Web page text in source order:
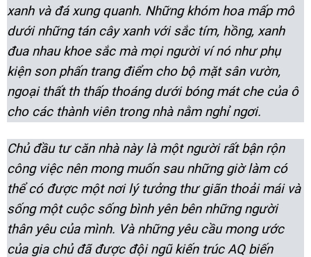
xanh và đá xung quanh. Những khóm hoa mấp mô
dưới những tán cây xanh với sắc tím, hồng, xanh
đua nhau khoe sắc mà mọi người ví nó như phụ
kiện son phấn trang điểm cho bộ mặt sân vườn,
ngoại thất ththấp thoáng dưới bóng mát che của ô
cho các thành viên trong nhà nằm nghỉ ngơi.
Chủ đầu tư căn nhà này là một người rất bận rộn
công việc nên mong muốn sau những giờ làm có
thể có được một nơi lý tưởng thư giãn thoải mái và
sống một cuộc sống bình yên bên những người
thân yêu của mình. Và những yêu cầu mong ước
của gia chủ đã được đội ngũ kiến trúc AQ biến